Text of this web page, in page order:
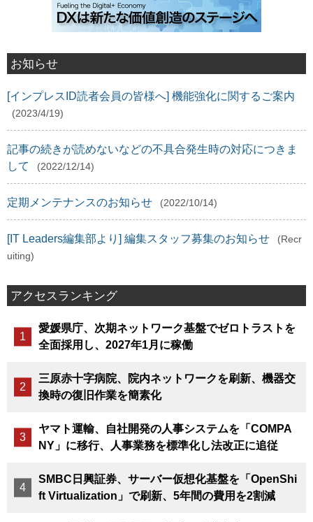
お知らせ
[インプレスID読者会員の皆様へ] 機能強化に関するご案内
(2023/4/19)
記事の続きが読めないなどの不具合発生時の対応につきま
して
(2022/12/14)
定期メンテナンスのお知らせ (2022/10/14)
[IT Leaders編集部より] 編集スタッフ募集のお知らせ
(Recr
uiting)
アクセスランキング
愛媛県庁、次期ネットワーク基盤でゼロトラストを
全面採用し、2027年1月に稼働
三原赤十字病院、院内ネットワークを刷新、機器交
換時の復旧作業を簡素化
ヤマト運輸、自社開発の人事システムを「COMPA
NY」に移行、人事業務を標準化し法改正に追従
SMBC日興証券、サーバー仮想化基盤を「OpenShi
ft Virtualization」で刷新、5年間の費用を2割減